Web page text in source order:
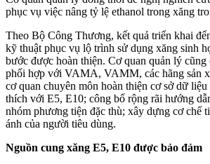
phục vụ việc nâng tỷ lệ ethanol trong xăng
Theo Bộ Công Thương, kết quả triển khai
kỹ thuật phục vụ lộ trình sử dụng xăng sinh
bước được hoàn thiện. Cơ quan quản lý cũng
phối hợp với VAMA, VAMM, các hãng sản
cơ quan chuyên môn hoàn thiện cơ sở dữ
thích với E5, E10; công bố rộng rãi hướng
nhóm phương tiện đặc thù; xây dựng cơ chế
ánh của người tiêu dùng.
Nguồn cung xăng E5, E10 được bảo đảm